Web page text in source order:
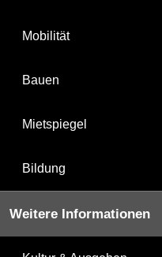
Mobilität
Bauen
Mietspiegel
Bildung
Weitere Informationen